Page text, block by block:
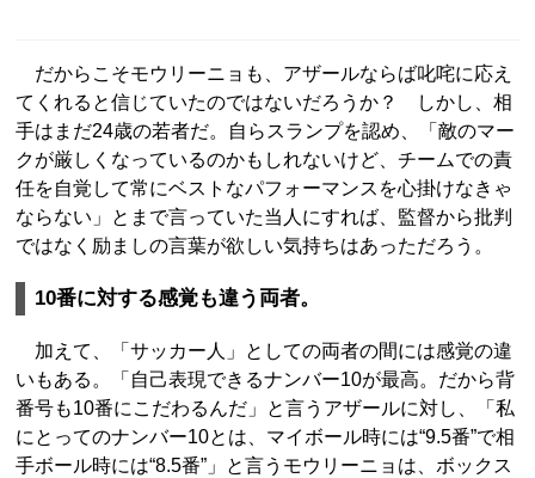
だからこそモウリーニョも、アザールならば叱咤に応え
てくれると信じていたのではないだろうか？ しかし、相
手はまだ24歳の若者だ。自らスランプを認め、「敵のマー
クが厳しくなっているのかもしれないけど、チームでの責
任を自覚して常にベストなパフォーマンスを心掛けなきゃ
ならない」とまで言っていた当人にすれば、監督から批判
ではなく励ましの言葉が欲しい気持ちはあっただろう。
10番に対する感覚も違う両者。
加えて、「サッカー人」としての両者の間には感覚の違
いもある。「自己表現できるナンバー10が最高。だから背
番号も10番にこだわるんだ」と言うアザールに対し、「私
にとってのナンバー10とは、マイボール時には“9.5番”で相
手ボール時には“8.5番”」と言うモウリーニョは、ボックス